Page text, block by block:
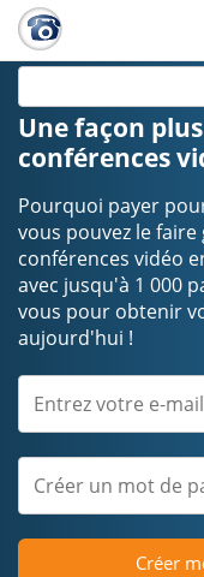
Une façon
conférences
Pourquoi payer
vous pouvez le
conférences vidéo
avec jusqu'à 1 000
vous pour obtenir
aujourd'hui !
Créer